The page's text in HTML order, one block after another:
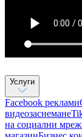
Услуги
Facebook реклами
видеозаснемане
на социални